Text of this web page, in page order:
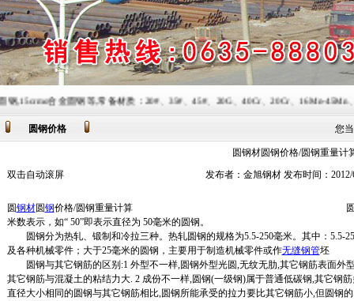
合金圆钢等,常备材质：20#、35#、45#、20G、40Cr、20Cr、16Mn-45Mn
圆钢价格 您
圆钢材圆钢价格/圆钢重量计
双击自动滚屏
发布者：金旭钢材 发布时间：2012/
圆钢材圆钢价格/圆钢重量计算 圆钢是指截面为圆形的
米数表示，如“ 50”即表示直径为 50毫米的圆钢。
圆钢分为热轧、锻制和冷拉三种。热轧圆钢的规格为5.5-250毫米。其中：5.5-
及各种机械零件；大于25毫米的圆钢，主要用于制造机械零件或作无缝钢管坯
圆钢与其它钢筋的区别:1 外型不一样,圆钢外型光圆,无纹无肋,其它钢筋表面外
其它钢筋与混凝土的粘结力大. 2 成份不一样,圆钢(一级钢)属于普通低碳钢,其它钢
直径大小相同的圆钢与其它钢筋相比,圆钢所能承受的拉力要比其它钢筋小,但圆钢